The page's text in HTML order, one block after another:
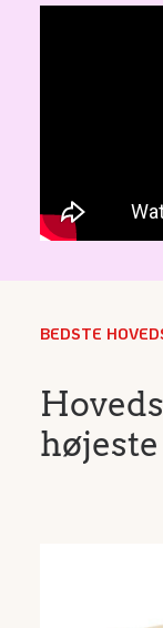
BEDSTE